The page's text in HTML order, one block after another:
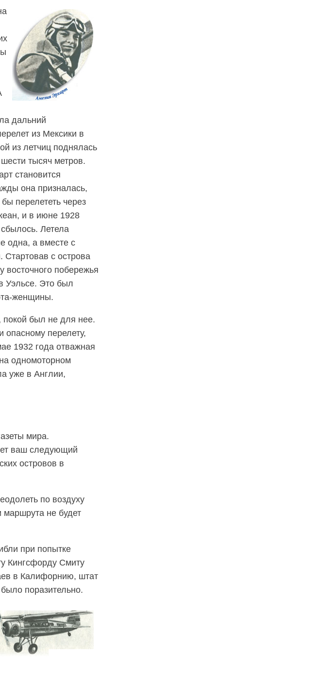
дальний
из Мексики в
из летчиц поднялась
тысяч метров.
становится
она призналась,
перелететь через
и в июне 1928
Летела
одна, а вместе с
Стартовав с острова
побережья
Уэльсе. Это был
женщины.
покой был не для нее.
опасному перелету,
1932 года отважная
одномоторном
уже в Англии,
мира.
ваш следующий
островов в
по воздуху
маршрута не будет
при попытке
Кингсфорду Смиту
в Калифорнию, штат
поразительно.